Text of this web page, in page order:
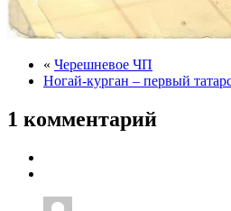
« Черешневое ЧП
Ногай-курган – первый
1 комментарий